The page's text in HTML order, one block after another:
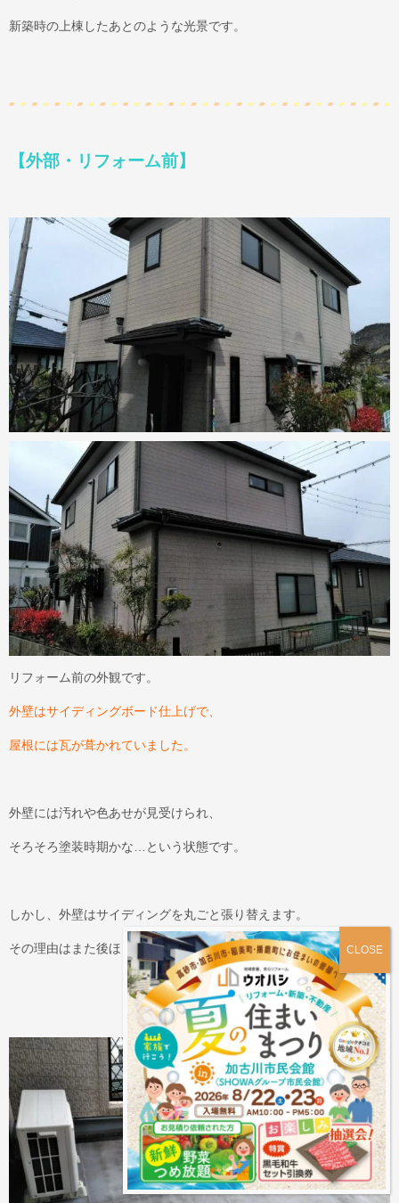
新築時の上棟したあとのような光景です。
【外部・リフォーム前】
リフォーム前の外観です。
外壁はサイディングボード仕上げで、
屋根には瓦が葺かれていました。
外壁には汚れや色あせが見受けられ、
そろそろ塗装時期かな…という状態です。
しかし、外壁はサイディングを丸ごと張り替えます。
その理由はまた後ほど。